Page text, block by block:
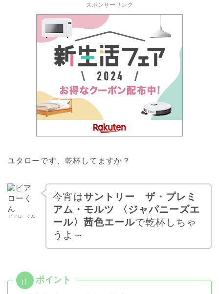
スポンサーリンク
ユタローです、乾杯してますか？
ビアローくん
今宵はサントリー ザ・プレミ
アム・モルツ 〈ジャパニーズエ
ール〉茜色エールで乾杯しちゃ
うよ～